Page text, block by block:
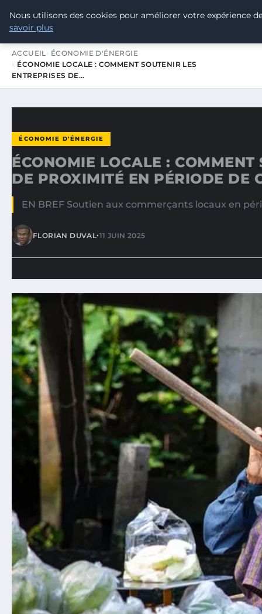
TOUR DE FRANCE POUR LE
ACCUEIL
ÉCONOMIE D'ÉNERGIE
ÉCONOMIE LOCALE : COMMENT SOUTENIR LES
ENTREPRISES DE…
ÉCONOMIE D'ÉNERGIE
ÉCONOMIE LOCALE : COMMENT
DE PROXIMITÉ EN PÉRIODE DE
EN BREF Soutien aux commerçants locaux en
FLORIAN DUVAL•11 JUIN 2025
Nous utilisons des cookies pour améliorer votre expérience
savoir plus